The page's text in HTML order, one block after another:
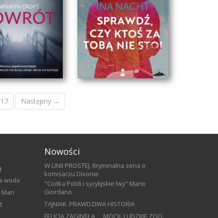
SKALPEL DZIKI OGIEŃ
ZA TOBĄ NIE STOI
17 Następny →
woda
Man
Nowości
W LINII PROSTEJ. Kryminalna seria o
komisarzu Dixonie
"Ciotka Poldi i sycylijskie lwy" Mario
Giordano
TAJNIAK. PRAWDZIWA HISTORIA
FELICIA ZAGINĘŁA
MOCK. LUDZKIE ZOO.